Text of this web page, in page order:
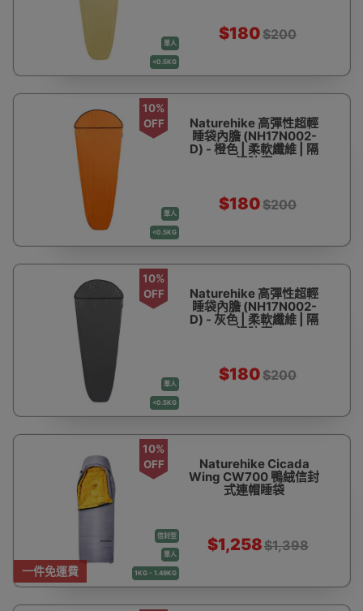
單人
<0.5KG
$180$200
單人
<0.5KG
10%
OFF
Naturehike 高彈性超輕
睡袋內膽 (NH17N002-
D) - 橙色 | 柔軟纖維 | 隔
污防塵
$180$200
單人
<0.5KG
10%
OFF
Naturehike 高彈性超輕
睡袋內膽 (NH17N002-
D) - 灰色 | 柔軟纖維 | 隔
污防塵
$180$200
一件免運費
信封型
單人
1KG - 1.49KG
10%
OFF
Naturehike Cicada
Wing CW700 鴨絨信封
式連帽睡袋
絨道
$1,258$1,398